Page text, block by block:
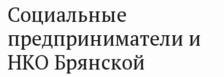
Социальные
предприниматели и
НКО Брянской